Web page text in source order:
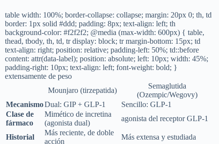
table width: 100%; border-collapse: collapse; margin: 20px 0; th, td
border: 1px solid #ddd; padding: 8px; text-align: left;th
background-color: #f2f2f2; @media (max-width: 600px) { table,
thead, tbody, th, td, trdisplay: block; trmargin-bottom: 15px; td
text-align: right; position: relative; padding-left: 50%; td::before
content: attr(data-label); position: absolute; left: 10px; width: 45%;
padding-right: 10px; text-align: left; font-weight: bold; }
extensamente de peso
Mounjaro
(tirzepatida)
Semaglutida
(Ozempic/Wegovy)
Mecanismo
Dual: GIP +
GLP-1